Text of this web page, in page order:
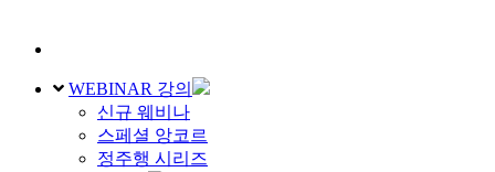
WEBINAR 강의
신규 웨비나
스페셜 앙코르
정주행 시리즈